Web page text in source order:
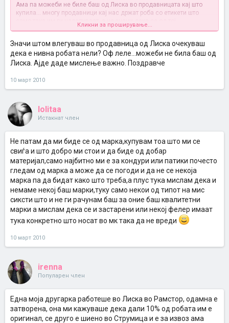
Ама па можеби не биле баш од Лиска во продавницата кај што
купила... многу продавници кај нас држат роба со етикети што
само така им ги налепуваат, а не значи дека се од тој
производител, па така купуваш мачка во вреќа :roll:
Кликни за проширување...
Значи штом влегуваш во продавница од Лиска очекуваш
дека е нивна робата нели? Оф леле...можеби не била баш од
Лиска. Ајде даде мислење важно. Поздравче
10 март 2010
lolitaa
Истакнат член
Не патам да ми биде се од марка,купувам тоа што ми се
свиѓа и што добро ми стои и да биде од добар
материјал,само најбитно ми е за кондури или патики почесто
гледам од марка а може да се погоди и да не се некоја
марка па да бидат како што треба,а плус тука мислам дека и
немаме некој баш марки,туку само некои од типот на мис
сиксти што и не ги рачунам баш за оние баш квалитетни
марки а мислам дека се и застарени или некој фелер имаат
тука конкретно што носат во мк така да не вреди
10 март 2010
irenna
Популарен член
Една моја другарка работеше во Лиска во Рамстор, одамна е
затворена, она ми кажуваше дека дали 10% од робата им е
оригинал, се друго е шиено во Струмица и е за извоз ама